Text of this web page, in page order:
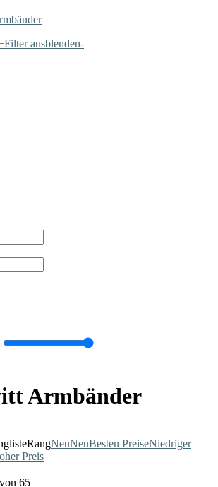
Filter ausblenden-
Armbänder
RangNeuNeuBesten PreiseNiedriger
Preis
65